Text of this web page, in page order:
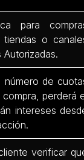
para
o
de
perderá
intereses
verificar